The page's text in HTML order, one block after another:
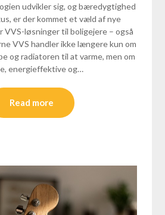
udvikler sig, og bæredygtighed
er der kommet et væld af nye
VVS-løsninger til boligejere – også
VVS handler ikke længere kun om
og radiatoren til at varme, men om
energieffektive og…
Read more